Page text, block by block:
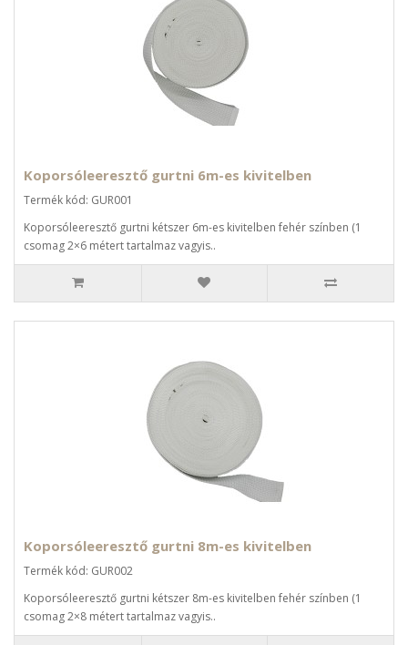
Koporsóleeresztő gurtni 6m-es kivitelben
Termék kód: GUR001
Koporsóleeresztő gurtni kétszer 6m-es kivitelben fehér színben (1
csomag 2×6 métert tartalmaz vagyis..
Koporsóleeresztő gurtni 8m-es kivitelben
Termék kód: GUR002
Koporsóleeresztő gurtni kétszer 8m-es kivitelben fehér színben (1
csomag 2×8 métert tartalmaz vagyis..